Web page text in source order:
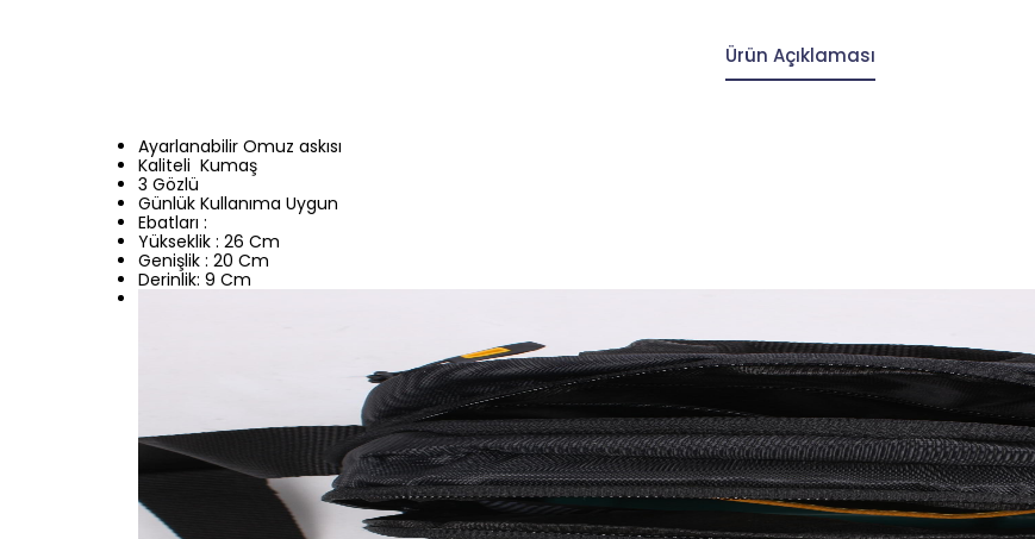
Ürün Açıklaması
Ayarlanabilir Omuz askısı
Kaliteli Kumaş
3 Gözlü
Günlük Kullanıma Uygun
Ebatları :
Yükseklik : 26 Cm
Genişlik : 20 Cm
Derinlik: 9 Cm